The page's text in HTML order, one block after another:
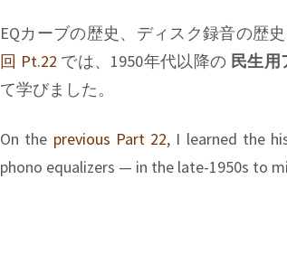
EQカーブの歴史、ディスク録音の歴
回 Pt.22 では、1950年代以降の 民生用
て学びました。
On the previous Part 22, I learned the
phono equalizers — in the late-1950s to